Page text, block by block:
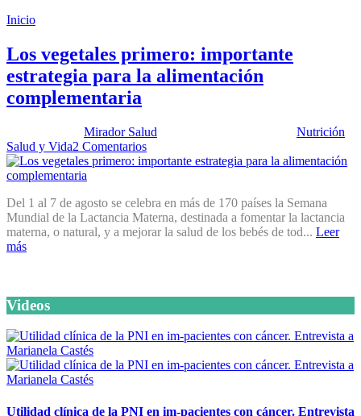
Inicio
Los vegetales primero: importante
estrategia para la alimentación
complementaria
Mirador Salud Nutrición
Salud y Vida2 Comentarios
Del 1 al 7 de agosto se celebra en más de 170 países la Semana
Mundial de la Lactancia Materna, destinada a fomentar la lactancia
materna, o natural, y a mejorar la salud de los bebés de tod... Leer
más
Videos
Utilidad clínica de la PNI en im-pacientes con cáncer. Entrevista